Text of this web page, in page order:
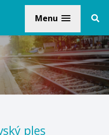
Menu
ples